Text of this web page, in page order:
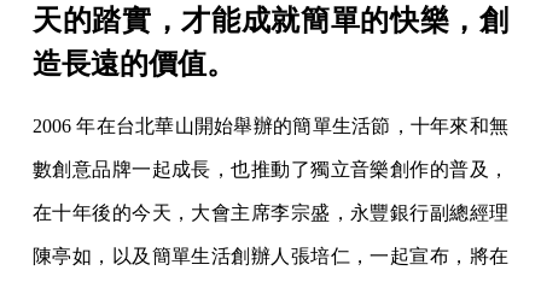
天的踏實，才能成就簡單的快樂，創
造長遠的價值。
2006 年在台北華山開始舉辦的簡單生活節，十年來和無
數創意品牌一起成長，也推動了獨立音樂創作的普及，
在十年後的今天，大會主席李宗盛，永豐銀行副總經理
陳亭如，以及簡單生活創辦人張培仁，一起宣布，將在